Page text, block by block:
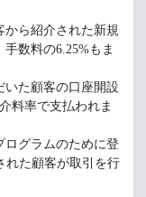
から紹介された新規
数料の6.25%もま
いた顧客の口座開設
料率で支払われま
ログラムのために登
れた顧客が取引を行